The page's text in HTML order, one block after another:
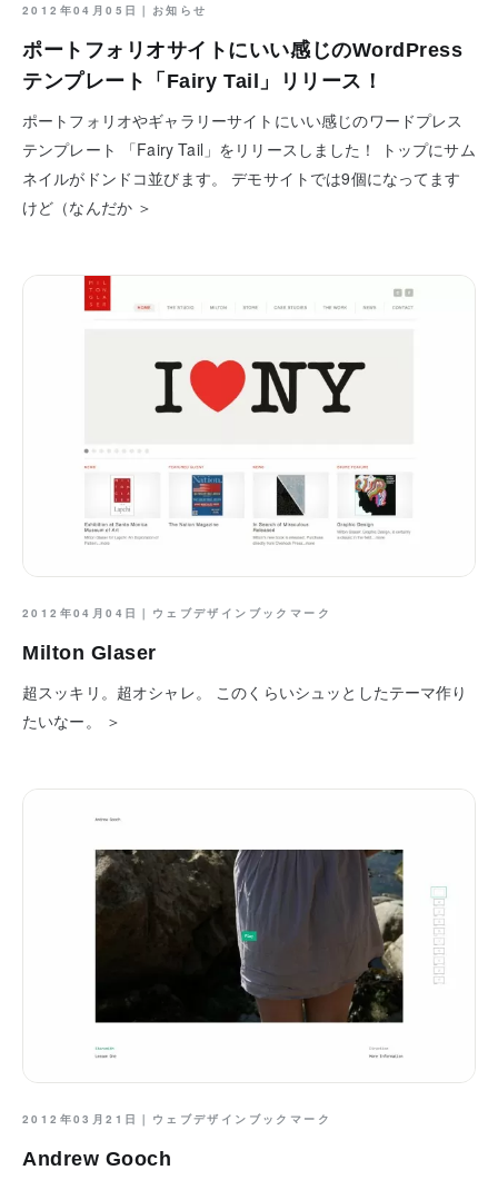
2012年04月05日｜ お知らせ
ポートフォリオサイトにいい感じのWordPress
テンプレート「Fairy Tail」リリース！
ポートフォリオやギャラリーサイトにいい感じのワードプレス
テンプレート 「Fairy Tail」をリリースしました！ トップにサム
ネイルがドンドコ並びます。 デモサイトでは9個になってます
けど（なんだか ＞
2012年04月04日｜ ウェブデザインブックマーク
Milton Glaser
超スッキリ。超オシャレ。 このくらいシュッとしたテーマ作り
たいなー。 ＞
2012年03月21日｜ ウェブデザインブックマーク
Andrew Gooch